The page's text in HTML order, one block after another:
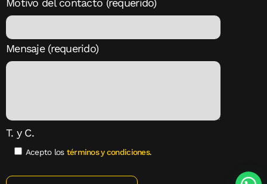
Motivo del contacto (requerido)
Mensaje (requerido)
T. y C.
Acepto los términos y condiciones.